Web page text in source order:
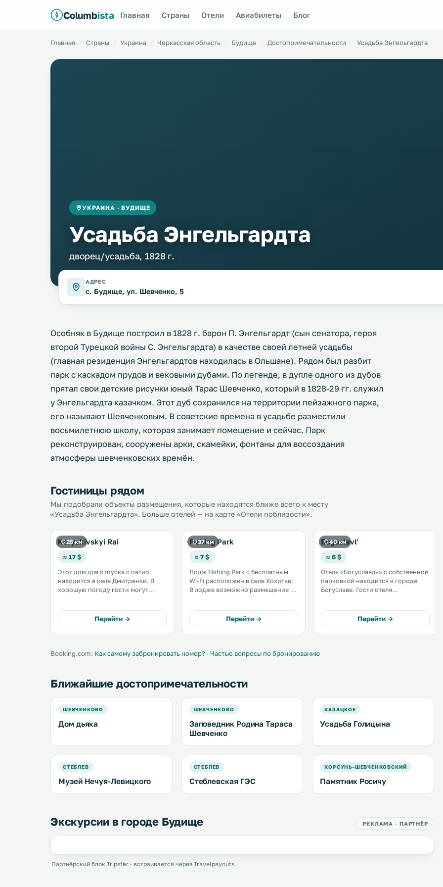
Columbista Главная Страны Отели Авиабилеты Блог
Главная Страны Украина Черкасская область Будище Достопримечательности Усадьба Энгельгардта
УКРАИНА · БУДИЩЕ
Усадьба Энгельгардта
дворец/усадьба, 1828 г.
АДРЕС
с. Будище, ул. Шевченко, 5
Особняк в Будище построил в 1828 г. барон П. Энгельгардт (сын сенатора, героя
второй Турецкой войны С. Энгельгардта) в качестве своей летней усадьбы
(главная резиденция Энгельгардтов находилась в Ольшане). Рядом был разбит
парк с каскадом прудов и вековыми дубами. По легенде, в дупле одного из дубов
прятал свои детские рисунки юный Тарас Шевченко, который в 1828-29 гг. служил
у Энгельгардта казачком. Этот дуб сохранился на территории пейзажного парка,
его называют Шевченковым. В советские времена в усадьбе разместили
восьмилетнюю школу, которая занимает помещение и сейчас. Парк
реконструирован, сооружены арки, скамейки, фонтаны для воссоздания
атмосферы шевченковских времён.
Гостиницы рядом
Мы подобрали объекты размещения, которые находятся ближе всего к месту
«Усадьба Энгельгардта». Больше отелей — на карте «Отели поблизости».
25 км
Koryakivskyi Rai
≈ 17 $
Этот дом для отпуска с патио
находится в селе Дмитренки. В
хорошую погоду гости могут
предоставляется бесплатная
частная парковка. .
Перейти →
37 км
Fishing Park
≈ 7 $
Лодж Fishing Park с бесплатным
Wi-Fi расположен в селе Хохитве.
В лодже возможно размещение с
лоджа Fishing Park терраса для
загара. .
Перейти →
40 км
Boguslavl'
≈ 6 $
Отель «Богуславль» с собственной
парковкой находится в городе
Богуславе. Гости отеля
удобств телевизор с плоским
экраном и спутниковыми
каналами. .
Перейти →
Booking.com: Как самому забронировать номер? · Частые вопросы по бронированию
Ближайшие достопримечательности
ШЕВЧЕНКОВО
Дом дьяка
ШЕВЧЕНКОВО
Заповедник Родина Тараса
Шевченко
КАЗАЦКОЕ
Усадьба Голицына
СТЕБЛЕВ
Музей Нечуя-Левицкого
СТЕБЛЕВ
Стеблевская ГЭС
КОРСУНЬ-ШЕВЧЕНКОВСКИЙ
Памятник Росичу
Экскурсии в городе Будище РЕКЛАМА · ПАРТНЁР
Партнёрский блок Tripster · встраивается через Travelpayouts.